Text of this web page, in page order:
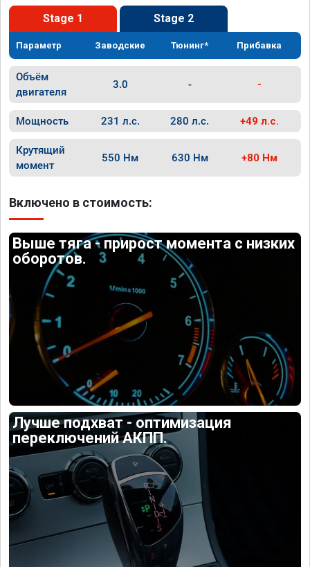
Stage 1 Stage 2
Параметр Заводские Тюнинг* Прибавка
Объём
двигателя
3.0 - -
Мощность 231 л.с. 280 л.с. +49 л.с.
Крутящий
момент
550 Нм 630 Нм +80 Нм
Включено в стоимость:
Выше тяга - прирост момента с низких
оборотов.
Лучше подхват - оптимизация
переключений АКПП.